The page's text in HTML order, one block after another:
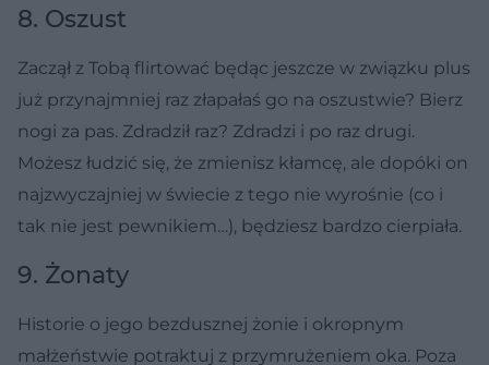
8. Oszust
Zaczął z Tobą flirtować będąc jeszcze w związku plus
już przynajmniej raz złapałaś go na oszustwie? Bierz
nogi za pas. Zdradził raz? Zdradzi i po raz drugi.
Możesz łudzić się, że zmienisz kłamcę, ale dopóki on
najzwyczajniej w świecie z tego nie wyrośnie (co i
tak nie jest pewnikiem…), będziesz bardzo cierpiała.
9. Żonaty
Historie o jego bezdusznej żonie i okropnym
małżeństwie potraktuj z przymrużeniem oka. Poza